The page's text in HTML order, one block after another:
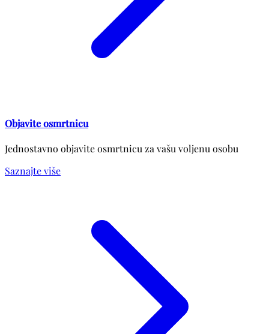
Objavite osmrtnicu
Jednostavno objavite osmrtnicu za vašu voljenu osobu
Saznajte više